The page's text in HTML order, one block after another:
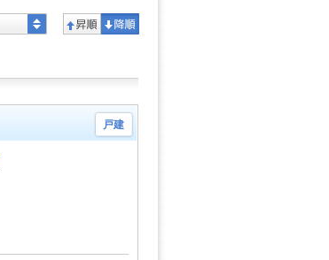
戸建